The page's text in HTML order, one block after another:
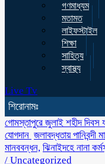
গণমাধ্যম
মতামত
লাইফস্টাইল
শিক্ষা
সাহিত্য
স্বাস্থ্য
Live Tv
শিরোনামঃ
গোমস্তাপুরে জুলাই শহীদ দিবস
যোগদান ‎ জলাবদ্ধতায়
মানববন্ধন, ঝিনাইদহে নানা
/ Uncategorized